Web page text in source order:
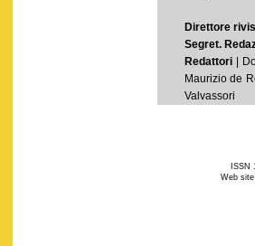
Direttore
Segret.
Redattori |
Maurizio de
Valvassori
ISSN
Web